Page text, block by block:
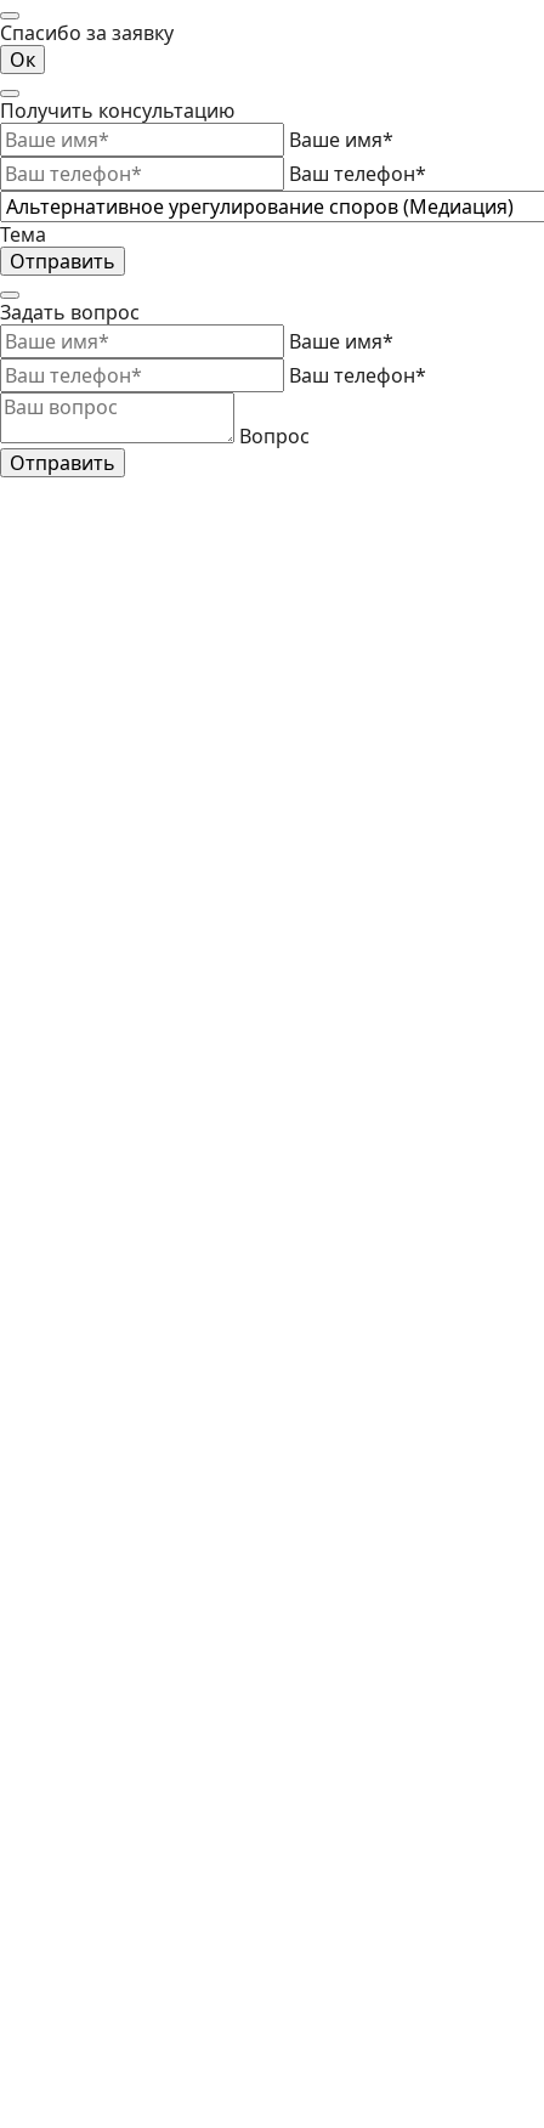
Спасибо за заявку
Ок
Получить консультацию
Ваше имя*
Ваш телефон*
Тема
Отправить
Задать вопрос
Ваше имя*
Ваш телефон*
Вопрос
Отправить